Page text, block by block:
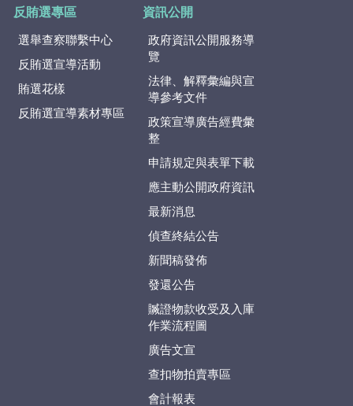
反賄選專區
選舉查察聯繫中心
反賄選宣導活動
賄選花樣
反賄選宣導素材專區
資訊公開
政府資訊公開服務導
覽
法律、解釋彙編與宣
導參考文件
政策宣導廣告經費彙
整
申請規定與表單下載
應主動公開政府資訊
最新消息
偵查終結公告
新聞稿發佈
發還公告
贓證物款收受及入庫
作業流程圖
廣告文宣
查扣物拍賣專區
會計報表